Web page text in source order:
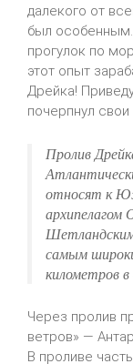
далекого от
был особенным.
прогулок по
этот опыт
Дрейка!
почерпнул
Пролив
относят к
самым
километров
Через пролив
ветров» —
В проливе